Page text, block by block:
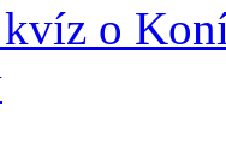
o